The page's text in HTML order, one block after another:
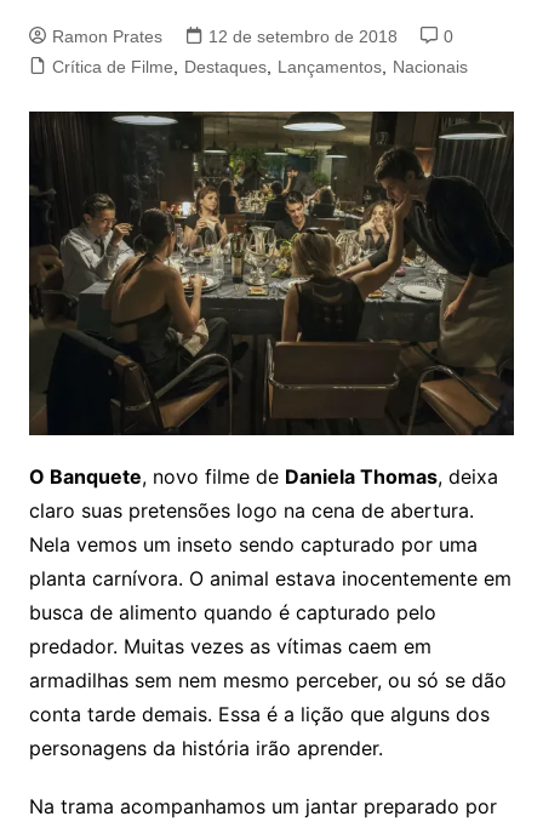
Ramon Prates 12 de setembro de 2018
0
Crítica de Filme, Destaques, Lançamentos, Nacionais
O Banquete, novo filme de Daniela Thomas, deixa
claro suas pretensões logo na cena de abertura.
Nela vemos um inseto sendo capturado por uma
planta carnívora. O animal estava inocentemente em
busca de alimento quando é capturado pelo
predador. Muitas vezes as vítimas caem em
armadilhas sem nem mesmo perceber, ou só se dão
conta tarde demais. Essa é a lição que alguns dos
personagens da história irão aprender.
Na trama acompanhamos um jantar preparado por